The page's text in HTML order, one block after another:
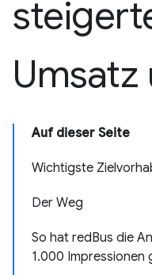
Umsatz
Auf dieser Seite
Wichtigste
Der Weg
So hat redBus die
1.000 Impressionen